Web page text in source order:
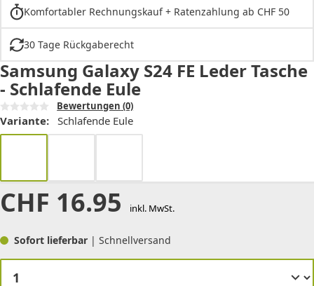
Komfortabler Rechnungskauf + Ratenzahlung ab CHF 50
30 Tage Rückgaberecht
Samsung Galaxy S24 FE Leder Tasche
- Schlafende Eule
Bewertungen (0)
Variante: Schlafende Eule
CHF 16.95 inkl. MwSt.
Sofort lieferbar | Schnellversand